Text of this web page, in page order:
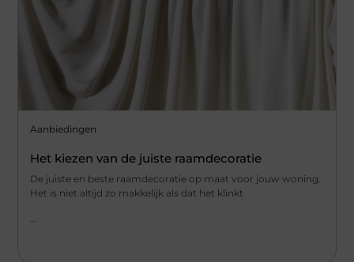
Aanbiedingen
Het kiezen van de juiste raamdecoratie
De juiste en beste raamdecoratie op maat voor jouw woning.
Het is niet altijd zo makkelijk als dat het klinkt